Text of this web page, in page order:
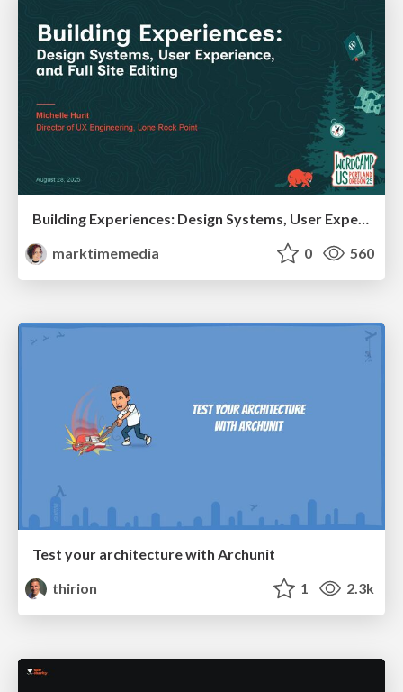
Building Experiences: Design Systems, User Experience, and Full Site Editing
marktimemedia
0 560
Test your architecture with Archunit
thirion
1 2.3k